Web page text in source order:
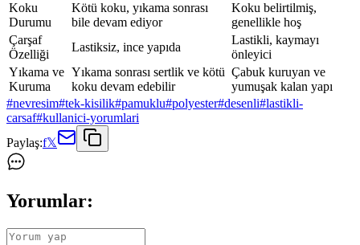
Koku
Durumu
Kötü koku, yıkama sonrası
bile devam ediyor
Koku belirtilmiş,
genellikle hoş
Çarşaf
Özelliği
Lastiksiz, ince yapıda
Lastikli, kaymayı
önleyici
Yıkama ve
Kuruma
Yıkama sonrası sertlik ve kötü
koku devam edebilir
Çabuk kuruyan ve
yumuşak kalan yapı
#nevresim#tek-kisilik#pamuklu#polyester#desenli#lastikli-
carsaf#kullanici-yorumlari
Paylaş:f𝕏
Yorumlar: